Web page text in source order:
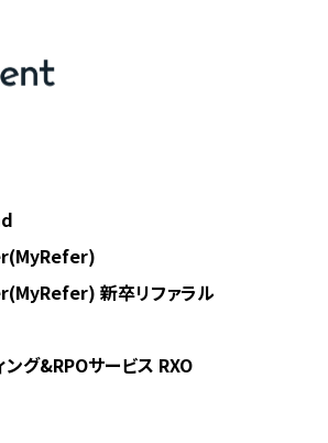
新卒リファラル
グ&RPOサービス RXO